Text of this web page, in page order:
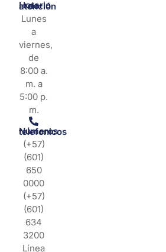
Horario de atención
Lunes
a
viernes,
de
8:00 a.
m. a
5:00 p.
m.
Números telefonicos
(+57)
(601)
650
0000
(+57)
(601)
634
3200
Línea